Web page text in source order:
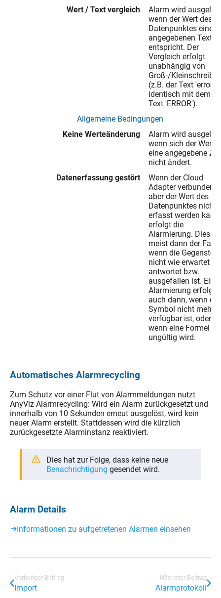
Wert / Text vergleich
Alarm wird
wenn der Wert des
Datenpunktes einen
angegebenen Text
entspricht. Der
Vergleich erfolgt
unabhängig von
Groß-/
(z.B. der Text 'error'
identisch mit dem
Text 'ERROR').
Allgemeine Bedingungen
Keine Werteänderung
Alarm wird
wenn sich der Wert
eine angegebene
nicht ändert.
Datenerfassung gestört
Wenn der Cloud
Adapter verbunden
aber der Wert des
Datenpunktes nicht
erfasst werden kann,
erfolgt die
Alarmierung. Dies ist
meist dann der Fall,
wenn die
nicht wie erwartet
antwortet bzw.
ausgefallen ist. Eine
Alarmierung erfolgt
auch dann, wenn
Symbol nicht mehr
verfügbar ist, oder
wenn eine Formel
ungültig wird.
Automatisches Alarmrecycling
Zum Schutz vor einer Flut von Alarmmeldungen nutzt
AnyViz Alarmrecycling: Wird ein Alarm zurückgesetzt und
innerhalb von 10 Sekunden erneut ausgelöst, wird kein
neuer Alarm erstellt. Stattdessen wird die kürzlich
zurückgesetzte Alarminstanz reaktiviert.
Dies hat zur Folge, dass keine neue
Benachrichtigung gesendet wird.
Alarm Details
Informationen zu aufgetretenen Alarmen einsehen
Vorheriger Beitrag
Import
Nächster Beitrag
Alarmprotokoll